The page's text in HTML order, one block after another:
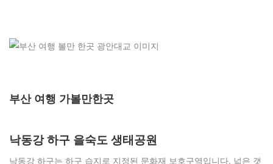
부산 여행 가볼만한곳
낙동강 하구 을숙도 생태공원
낙동강 하구는 하구 습지로 지정된 문화재 보호구역입니다. 넓은 갯